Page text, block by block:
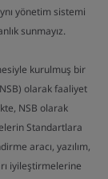
yönetim sistemi
sunmayız.
kurulmuş bir
olarak faaliyet
NSB olarak
Standartlara
aracı, yazılım,
iyileştirmelerine